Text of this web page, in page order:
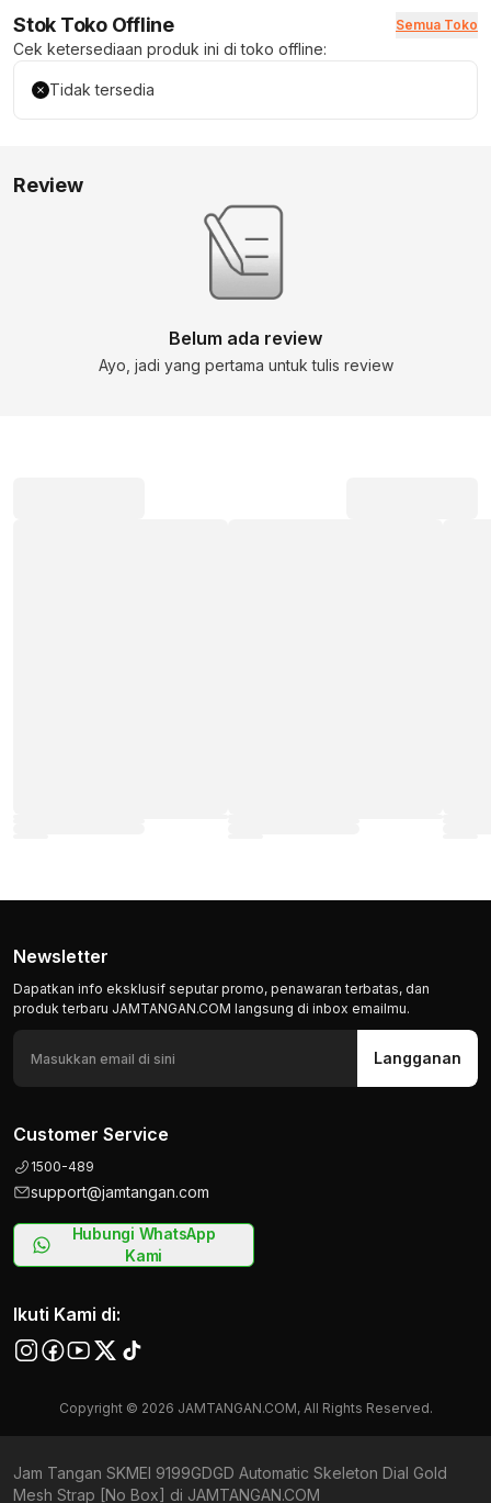
Newsletter
Dapatkan info eksklusif seputar promo, penawaran terbatas, dan
produk terbaru JAMTANGAN.COM langsung di inbox emailmu.
Langganan
Customer Service
1500-489
support@jamtangan.com
Hubungi WhatsApp
Kami
Ikuti Kami di:
Copyright © 2026 JAMTANGAN.COM, All Rights Reserved.
Jam Tangan SKMEI 9199GDGD Automatic Skeleton Dial Gold
Mesh Strap [No Box] di JAMTANGAN.COM
Stok Toko Offline Semua Toko
Cek ketersediaan produk ini di toko offline:
Tidak tersedia
Review
Belum ada review
Ayo, jadi yang pertama untuk tulis review